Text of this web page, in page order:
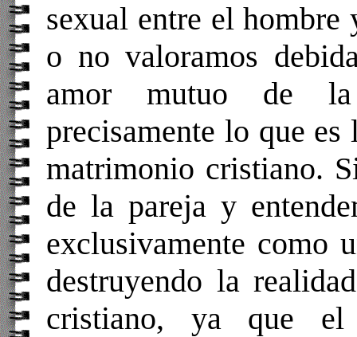
sexual entre el
o no valoramos
amor mutuo de la
precisamente lo que
matrimonio cristiano.
de la pareja y
exclusivamente como
destruyendo la
cristiano, ya que el